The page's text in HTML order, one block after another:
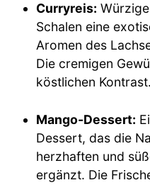
Curryreis:
Schalen eine
Aromen des
Die cremigen
köstlichen Kontrast.
Mango-Dessert:
Dessert, das die
herzhaften und
ergänzt. Die